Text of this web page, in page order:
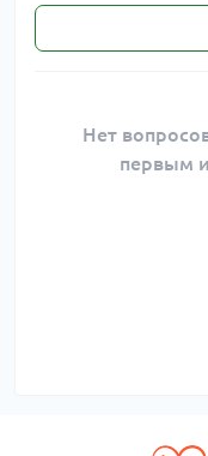
Нет
первым